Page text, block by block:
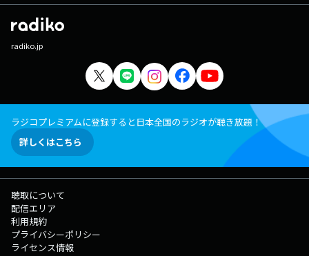
radiko.jp
ラジコプレミアムに登録すると日本全国のラジオが聴き放題！
詳しくはこちら
聴取について
配信エリア
利用規約
プライバシーポリシー
ライセンス情報